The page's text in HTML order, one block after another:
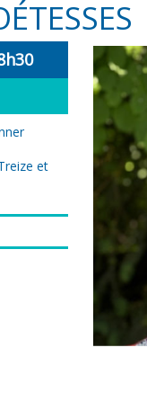
et